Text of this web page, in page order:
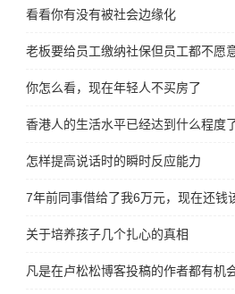
看看你有没有被社会边缘化
老板要给员工缴纳社保但员工都不愿
你怎么看，现在年轻人不买房了
香港人的生活水平已经达到什么程度
怎样提高说话时的瞬时反应能力
7年前同事借给了我6万元，现在还钱
关于培养孩子几个扎心的真相
凡是在卢松松博客投稿的作者都有机